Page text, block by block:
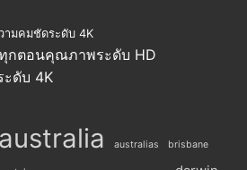
ามคมชัดระดับ 4K
กตอนคุณภาพระดับ HD
ดับ 4K
australia australias brisbane